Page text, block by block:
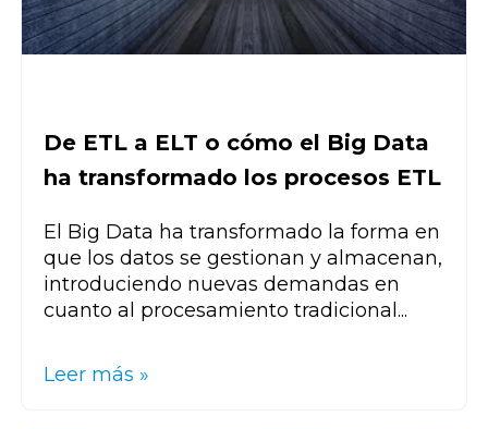
De ETL a ELT o cómo el Big Data
ha transformado los procesos ETL
El Big Data ha transformado la forma en
que los datos se gestionan y almacenan,
introduciendo nuevas demandas en
cuanto al procesamiento tradicional...
Leer más »